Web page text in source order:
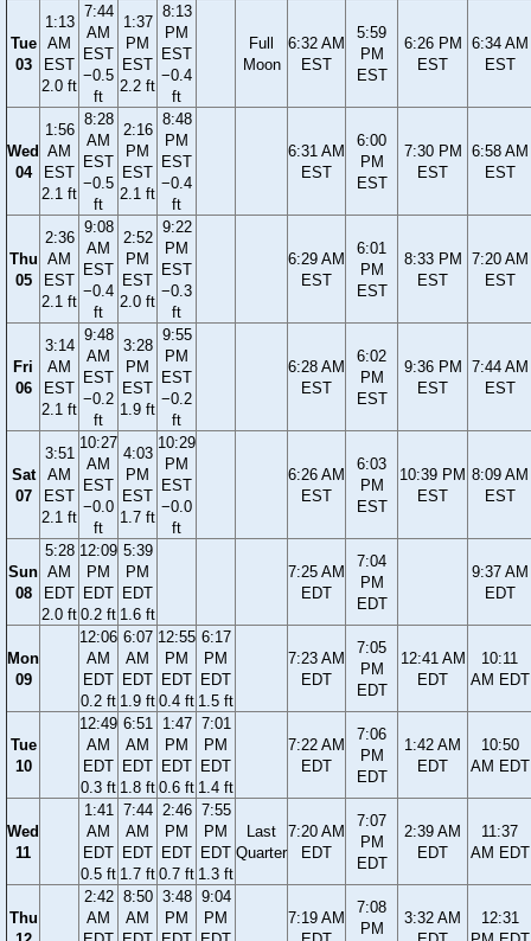
Tue
03
1:13
AM
EST
2.0 ft
7:44
AM
EST
−0.5
ft
1:37
PM
EST
2.2 ft
8:13
PM
EST
−0.4
ft
Full
Moon
6:32 AM
EST
5:59
PM
EST
6:26 PM
EST
6:34 AM
EST
Wed
04
1:56
AM
EST
2.1 ft
8:28
AM
EST
−0.5
ft
2:16
PM
EST
2.1 ft
8:48
PM
EST
−0.4
ft
6:31 AM
EST
6:00
PM
EST
7:30 PM
EST
6:58 AM
EST
Thu
05
2:36
AM
EST
2.1 ft
9:08
AM
EST
−0.4
ft
2:52
PM
EST
2.0 ft
9:22
PM
EST
−0.3
ft
6:29 AM
EST
6:01
PM
EST
8:33 PM
EST
7:20 AM
EST
Fri
06
3:14
AM
EST
2.1 ft
9:48
AM
EST
−0.2
ft
3:28
PM
EST
1.9 ft
9:55
PM
EST
−0.2
ft
6:28 AM
EST
6:02
PM
EST
9:36 PM
EST
7:44 AM
EST
Sat
07
3:51
AM
EST
2.1 ft
10:27
AM
EST
−0.0
ft
4:03
PM
EST
1.7 ft
10:29
PM
EST
−0.0
ft
6:26 AM
EST
6:03
PM
EST
10:39 PM
EST
8:09 AM
EST
Sun
08
5:28
AM
EDT
2.0 ft
12:09
PM
EDT
0.2 ft
5:39
PM
EDT
1.6 ft
7:25 AM
EDT
7:04
PM
EDT
9:37 AM
EDT
Mon
09
12:06
AM
EDT
0.2 ft
6:07
AM
EDT
1.9 ft
12:55
PM
EDT
0.4 ft
6:17
PM
EDT
1.5 ft
7:23 AM
EDT
7:05
PM
EDT
12:41 AM
EDT
10:11
AM EDT
Tue
10
12:49
AM
EDT
0.3 ft
6:51
AM
EDT
1.8 ft
1:47
PM
EDT
0.6 ft
7:01
PM
EDT
1.4 ft
7:22 AM
EDT
7:06
PM
EDT
1:42 AM
EDT
10:50
AM EDT
Wed
11
1:41
AM
EDT
0.5 ft
7:44
AM
EDT
1.7 ft
2:46
PM
EDT
0.7 ft
7:55
PM
EDT
1.3 ft
Last
Quarter
7:20 AM
EDT
7:07
PM
EDT
2:39 AM
EDT
11:37
AM EDT
Thu
2:42
AM
8:50
AM
3:48
PM
9:04
PM
7:19 AM
7:08
PM
3:32 AM
12:31